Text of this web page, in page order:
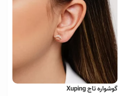
گوشواره تاج Xuping